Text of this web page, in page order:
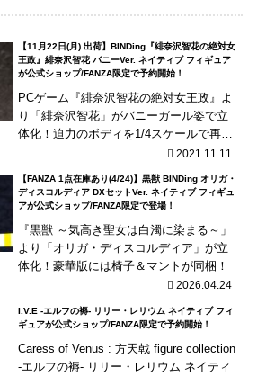
【11月22日(月) 出荷】BINDing『緋奈沢智花の絶対女
王政』緋奈沢智花 バニーVer. ネイティブ フィギュア
が公式ショップ/FANZA限定で予約開始！
PCゲーム『緋奈沢智花の絶対女王政』よ
り「緋奈沢智花」がバニーガール姿で立
体化！迫力のボディを1/4スケールで再
現！フィギュア用オリジナルオプション
2021.11.11
【FANZA 1点在庫あり(4/24)】黒獣 BINDing オリガ・
ディスコルディア DXセットVer. ネイティブ フィギュ
アが公式ショップ/FANZA限定で登場！
『黒獣 ～気高き聖女は白濁に染まる～」
より「オリガ・ディスコルディア」が立
体化！豪華版には椅子＆マントが同梱！
2026.04.24
I.V.E -エルフの褥- リリー・レリウム ネイティブ フィ
ギュアが公式ショップ/FANZA限定で予約開始！
Caress of Venus : 方天戟 figure collection
-エルフの褥- リリー・レリウム ネイティ